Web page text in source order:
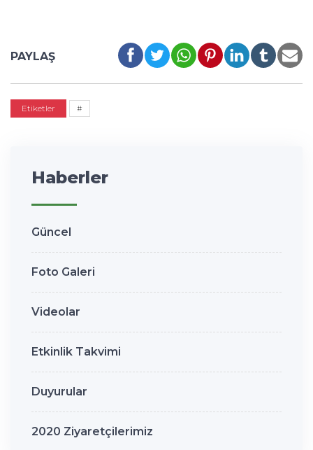
PAYLAŞ
Etiketler #
Haberler
Güncel
Foto Galeri
Videolar
Etkinlik Takvimi
Duyurular
2020 Ziyaretçilerimiz